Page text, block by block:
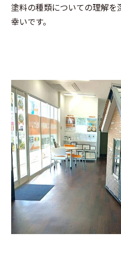
塗料の種類についての理解
幸いです。